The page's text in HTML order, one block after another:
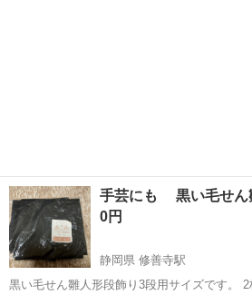
手芸にも 黒い毛せん
0円
静岡県 修善寺駅
黒い毛せん雛人形段飾り3段用サイズです。